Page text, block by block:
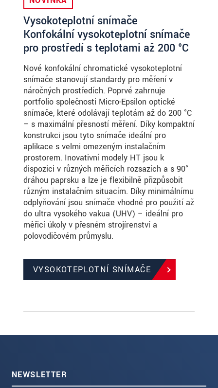
Vysokoteplotní snímače
Konfokální vysokoteplotní snímače
pro prostředí s teplotami až 200 °C
Nové konfokální chromatické vysokoteplotní
snímače stanovují standardy pro měření v
náročných prostředích. Poprvé zahrnuje
portfolio společnosti Micro-Epsilon optické
snímače, které odolávají teplotám až do 200 °C
– s maximální přesností měření. Díky kompaktní
konstrukci jsou tyto snímače ideální pro
aplikace s velmi omezeným instalačním
prostorem. Inovativní modely HT jsou k
dispozici v různých měřicích rozsazích a s 90°
dráhou paprsku a lze je flexibilně přizpůsobit
různým instalačním situacím. Díky minimálnímu
odplyňování jsou snímače vhodné pro použití až
do ultra vysokého vakua (UHV) – ideální pro
měřicí úkoly v přesném strojírenství a
polovodičovém průmyslu.
VYSOKOTEPLOTNÍ SNÍMAČE
NEWSLETTER